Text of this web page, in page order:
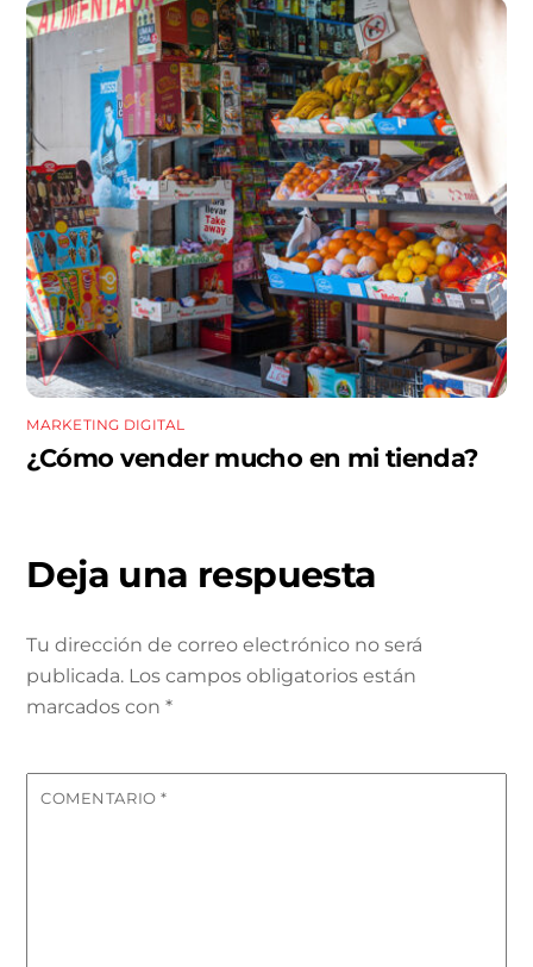
MARKETING DIGITAL
¿Cómo vender mucho en mi tienda?
Deja una respuesta
Tu dirección de correo electrónico no será
publicada. Los campos obligatorios están
marcados con*
COMENTARIO*